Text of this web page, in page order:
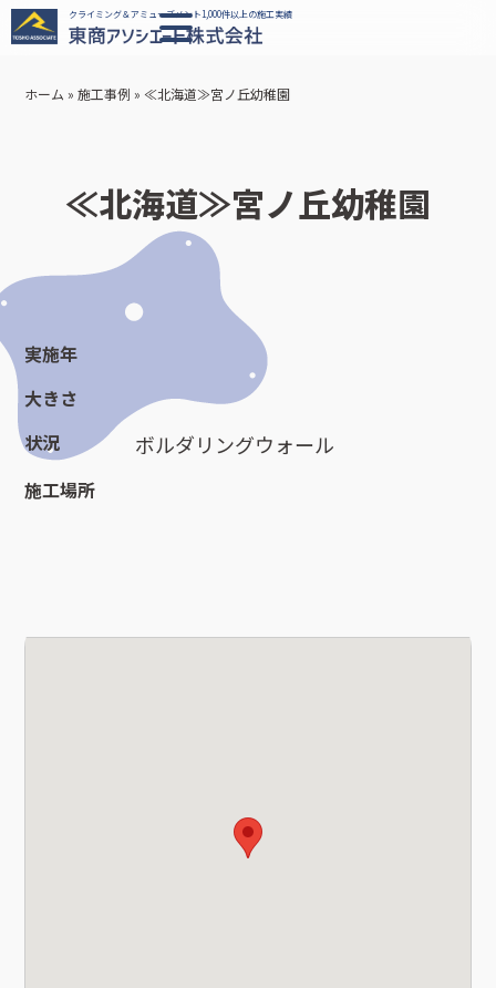
クライミング＆アミューズメント1,000件以上の施工実績
ホーム »施工事例 » ≪北海道≫宮ノ丘幼稚園
≪北海道≫宮ノ丘幼稚園
実施年
大きさ
状況
ボルダリングウォール
施工場所